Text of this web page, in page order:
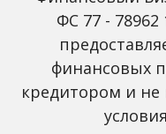
Олени могут быть
резервуарами старых
вариантов
коронавируса
ФС 77 - 78962
финансовых
кредитором и не